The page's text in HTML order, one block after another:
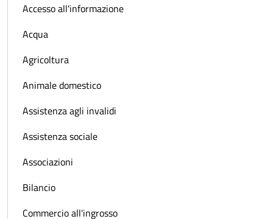
Accesso all'informazione
Acqua
Agricoltura
Animale domestico
Assistenza agli invalidi
Assistenza sociale
Associazioni
Bilancio
Commercio all'ingrosso